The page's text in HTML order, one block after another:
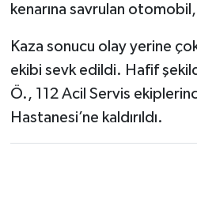
kenarına savrulan
Kaza sonucu olay yerine
ekibi sevk edildi. Hafif
Ö., 112 Acil Servis
Hastanesi’ne kaldırıldı.